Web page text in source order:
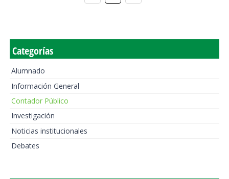
Categorías
Alumnado
Información General
Contador Público
Investigación
Noticias institucionales
Debates